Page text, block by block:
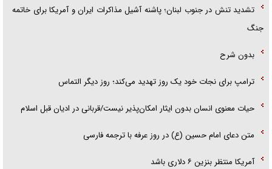
تشدید تنش در جنوب لبنان؛ پاشنه آشیل مذاکرات ایران و آمریکا برای خاتمه
جنگ
بدون شرح
ترامپ برای نجات خود یک روز تهدید می‌کند؛ روز دیگر التماس
حیات معنوی انسان بدون ایثار امکان‌پذیر نیست/قربانی در ادیان قبل اسلام
متن دعای امام حسین (ع) در روز عرفه با ترجمه فارسی
آمریکا منتظر بنزین ۶ دلاری باشد